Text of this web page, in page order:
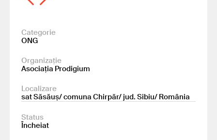
Categorie
ONG
Organizație
Asociația Prodigium
Localizare
sat Săsăuș/ comuna Chirpăr/ jud. Sibiu/ România
Status
Încheiat